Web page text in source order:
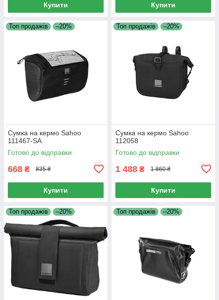
Купити Купити
Топ продажів –20%
Сумка на кермо Sahoo
111467-SA
Готово до відправки
668 ₴ 835 ₴
Купити
Топ продажів –20%
Сумка на кермо Sahoo
112058
Готово до відправки
1 488 ₴ 1 860 ₴
Купити
Топ продажів –20% Топ продажів –20%